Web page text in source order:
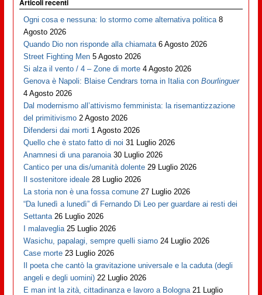
Articoli recenti
Ogni cosa e nessuna: lo stormo come alternativa politica 8
Agosto 2026
Quando Dio non risponde alla chiamata 6 Agosto 2026
Street Fighting Men 5 Agosto 2026
Si alza il vento / 4 – Zone di morte 4 Agosto 2026
Genova è Napoli: Blaise Cendrars torna in Italia conBourlinguer
4 Agosto 2026
Dal modernismo all’attivismo femminista: la risemantizzazione
del primitivismo 2 Agosto 2026
Difendersi dai morti 1 Agosto 2026
Quello che è stato fatto di noi 31 Luglio 2026
Anamnesi di una paranoia 30 Luglio 2026
Cantico per una dis/umanità dolente 29 Luglio 2026
Il sostenitore ideale 28 Luglio 2026
La storia non è una fossa comune 27 Luglio 2026
“Da lunedì a lunedì” di Fernando Di Leo per guardare ai resti dei
Settanta 26 Luglio 2026
I malaveglia 25 Luglio 2026
Wasichu, papalagi, sempre quelli siamo 24 Luglio 2026
Case morte 23 Luglio 2026
Il poeta che cantò la gravitazione universale e la caduta (degli
angeli e degli uomini) 22 Luglio 2026
E man int la zità, cittadinanza e lavoro a Bologna 21 Luglio